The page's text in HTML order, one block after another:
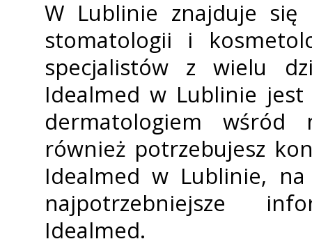
W Lublinie znajduje się
stomatologii i
specjalistów z wielu
Idealmed w Lublinie
dermatologiem wśród
również potrzebujesz
Idealmed w Lublinie,
najpotrzebniejsze
Idealmed.